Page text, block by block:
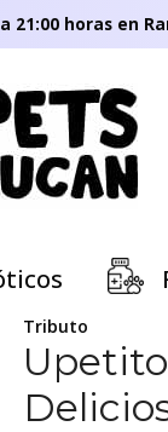
21:00 horas en
Tributo